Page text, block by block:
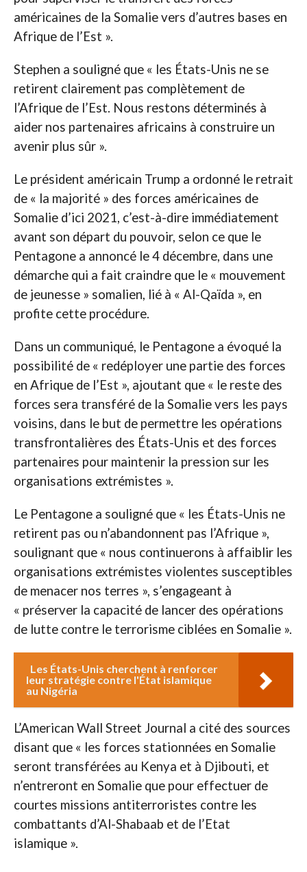
américaines de la Somalie vers d’autres bases en
Afrique de l’Est ».
Stephen a souligné que « les États-Unis ne se
retirent clairement pas complètement de
l’Afrique de l’Est. Nous restons déterminés à
aider nos partenaires africains à construire un
avenir plus sûr ».
Le président américain Trump a ordonné le retrait
de « la majorité » des forces américaines de
Somalie d’ici 2021, c’est-à-dire immédiatement
avant son départ du pouvoir, selon ce que le
Pentagone a annoncé le 4 décembre, dans une
démarche qui a fait craindre que le « mouvement
de jeunesse » somalien, lié à « Al-Qaïda », en
profite cette procédure.
Dans un communiqué, le Pentagone a évoqué la
possibilité de « redéployer une partie des forces
en Afrique de l’Est », ajoutant que « le reste des
forces sera transféré de la Somalie vers les pays
voisins, dans le but de permettre les opérations
transfrontalières des États-Unis et des forces
partenaires pour maintenir la pression sur les
organisations extrémistes ».
Le Pentagone a souligné que « les États-Unis ne
retirent pas ou n’abandonnent pas l’Afrique »,
soulignant que « nous continuerons à affaiblir les
organisations extrémistes violentes susceptibles
de menacer nos terres », s’engageant à
« préserver la capacité de lancer des opérations
de lutte contre le terrorisme ciblées en Somalie ».
Les États-Unis cherchent à renforcer
leur stratégie contre l'État islamique
au Nigéria
L’American Wall Street Journal a cité des sources
disant que « les forces stationnées en Somalie
seront transférées au Kenya et à Djibouti, et
n’entreront en Somalie que pour effectuer de
courtes missions antiterroristes contre les
combattants d’Al-Shabaab et de l’Etat
islamique ».